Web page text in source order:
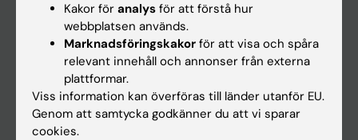
Kalender
Kakor för analys för att förstå hur
webbplatsen används.
Marknadsföringskakor för att visa och spåra
relevant innehåll och annonser från externa
plattformar.
Viss information kan överföras till länder utanför EU.
Genom att samtycka godkänner du att vi sparar
cookies.